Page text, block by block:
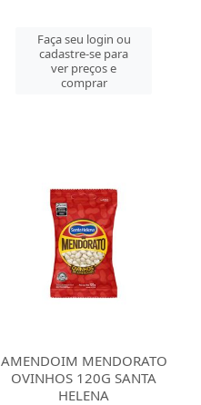
Faça seu login ou
cadastre-se para
ver preços e
comprar
AMENDOIM MENDORATO
OVINHOS 120G SANTA
HELENA